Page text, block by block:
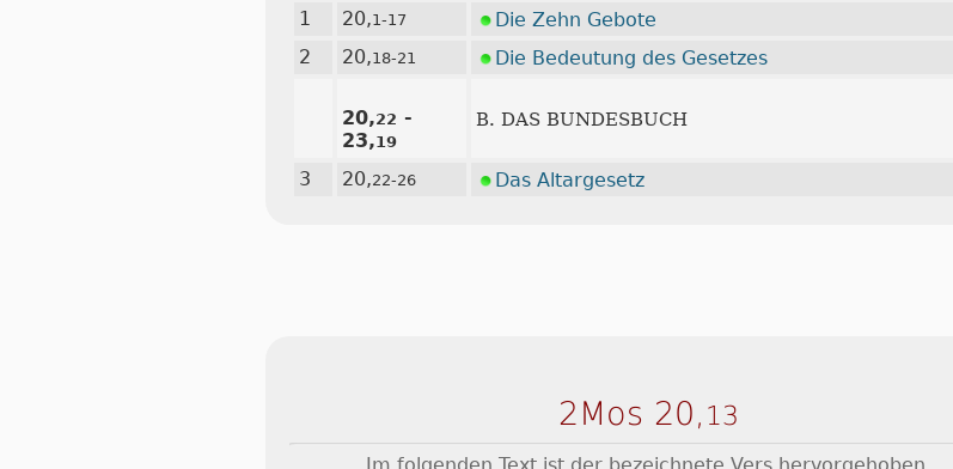
1 20,1-17
Die Zehn Gebote
2
20,18-21 Die Bedeutung des Gesetzes
20,22 -
23,19
B. DAS BUNDESBUCH
3 20,22-26 Das Altargesetz
2Mos 20, 13